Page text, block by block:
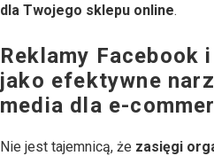
dla Twojego sklepu online.
Reklamy Facebook
jako efektywne
media dla e-
Nie jest tajemnicą, że zasięgi